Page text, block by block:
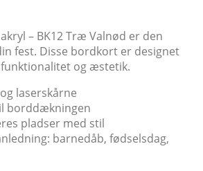
– BK12 Træ Valnød er den
fest. Disse bordkort er designet
og æstetik.
laserskårne
borddækningen
pladser med stil
barnedåb, fødselsdag,